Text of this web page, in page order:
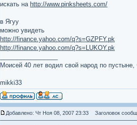
искать на http://www.pinksheets.com/
в Ягуу
можно увидеть
http://finance.yahoo.com/q?s=GZPFY.pk
http://finance.yahoo.com/q?s=LUKOY.pk
Моисей 40 лет водил свой народ по
mikki33
Добавлено: Чт Ноя 08, 2007 23:33 Заголовок